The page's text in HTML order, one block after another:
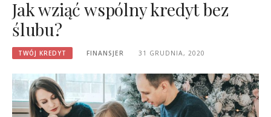
Jak wziąć wspólny kredyt bez
ślubu?
TWÓJ KREDYT FINANSJER 31 GRUDNIA, 2020